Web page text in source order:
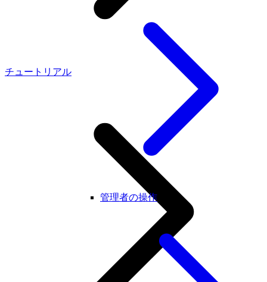
管理者の操作
チュートリアル